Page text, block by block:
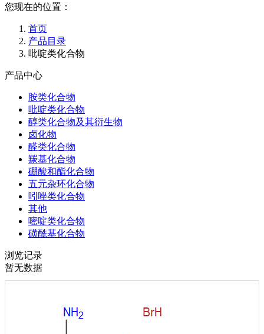
您现在的位置：
首页
产品目录
吡啶类化合物
产品中心
胺类化合物
吡啶类化合物
醇类化合物及其衍生物
卤化物
醛类化合物
羰基化合物
硼酸和酯化合物
五元杂环化合物
吲唑类化合物
其他
嘧啶类化合物
磺酰基化合物
浏览记录
暂无数据